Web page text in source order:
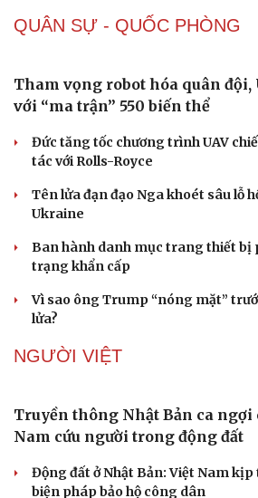
QUÂN SỰ - QUỐC PHÒNG
Tham vọng robot hóa quân đội,
với “ma trận” 550 biến thể
Đức tăng tốc chương trình UAV
tác với Rolls-Royce
Tên lửa đạn đạo Nga khoét sâu lỗ
Ukraine
Ban hành danh mục trang thiết bị
trạng khẩn cấp
Vì sao ông Trump “nóng mặt”
lửa?
NGƯỜI VIỆT
Truyền thông Nhật Bản ca ngợi
Nam cứu người trong động đất
Động đất ở Nhật Bản: Việt Nam
biện pháp bảo hộ công dân